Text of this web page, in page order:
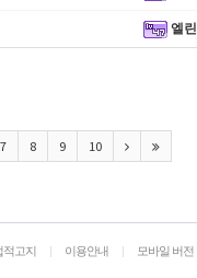
엘린
7 8 9 10
적고지 | 이용안내 | 모바일 버전